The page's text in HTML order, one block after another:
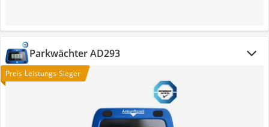
Parkwächter ‎AD293
Preis-Leistungs-Sieger